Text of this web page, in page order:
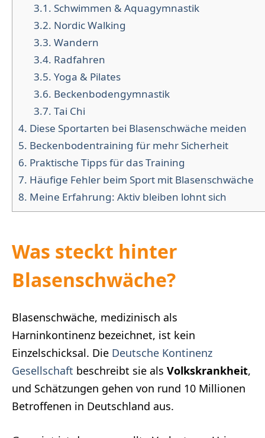
3.1. Schwimmen & Aquagymnastik
3.2. Nordic Walking
3.3. Wandern
3.4. Radfahren
3.5. Yoga & Pilates
3.6. Beckenbodengymnastik
3.7. Tai Chi
4. Diese Sportarten bei Blasenschwäche meiden
5. Beckenbodentraining für mehr Sicherheit
6. Praktische Tipps für das Training
7. Häufige Fehler beim Sport mit Blasenschwäche
8. Meine Erfahrung: Aktiv bleiben lohnt sich
Was steckt hinter
Blasenschwäche?
Blasenschwäche, medizinisch als
Harninkontinenz bezeichnet, ist kein
Einzelschicksal. Die Deutsche Kontinenz
Gesellschaft beschreibt sie als Volkskrankheit,
und Schätzungen gehen von rund 10 Millionen
Betroffenen in Deutschland aus.